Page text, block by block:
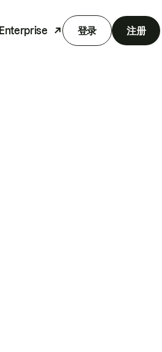
Enterprise 登录 注册